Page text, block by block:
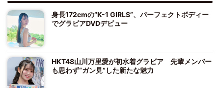
身長172cmの“K-1 GIRLS”、パーフェクトボディー
でグラビアDVDデビュー
HKT48山川万里愛が初水着グラビア 先輩メンバー
も思わず“ガン見”した新たな魅力